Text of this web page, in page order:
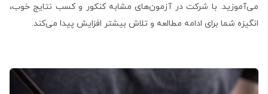
می‌آموزید. با شرکت در آزمون‌های مشابه کنکور و کسب نتایج خوب،
انگیزه‌ شما برای ادامه‌ مطالعه و تلاش بیشتر افزایش پیدا می‌کند.